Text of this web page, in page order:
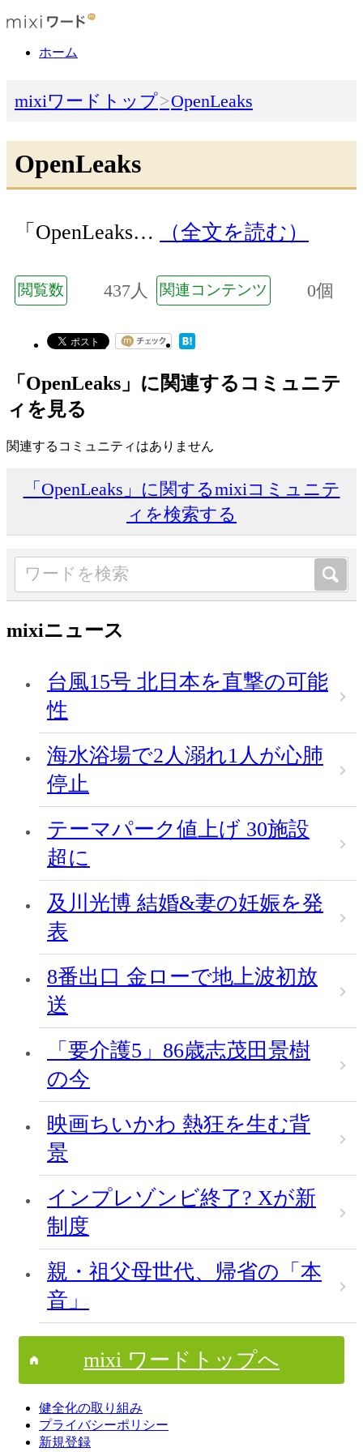
ホーム
mixiワードトップ OpenLeaks
OpenLeaks
「OpenLeaks… （全文を読む）
閲覧数 437人 関連コンテンツ 0個
「OpenLeaks」に関連するコミュニテ
ィを見る
関連するコミュニティはありません
「OpenLeaks」に関するmixiコミュニテ
ィを検索する
mixiニュース
台風15号 北日本を直撃の可能
性
海水浴場で2人溺れ1人が心肺
停止
テーマパーク値上げ 30施設
超に
及川光博 結婚&妻の妊娠を発
表
8番出口 金ローで地上波初放
送
「要介護5」86歳志茂田景樹
の今
映画ちいかわ 熱狂を生む背
景
インプレゾンビ終了? Xが新
制度
親・祖父母世代、帰省の「本
音」
mixi ワードトップへ
健全化の取り組み
プライバシーポリシー
新規登録